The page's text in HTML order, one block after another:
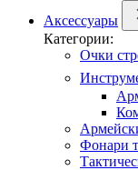
Аксессуары
Категории:
Очки
Фонари